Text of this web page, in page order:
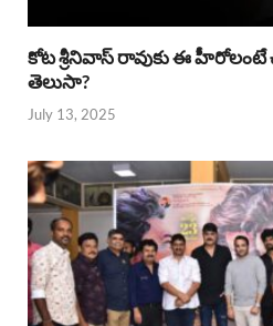
కోట శ్రీనివాస్ రావుకు ఈ హీరోలంటే
తెలుసా?
July 13, 2025